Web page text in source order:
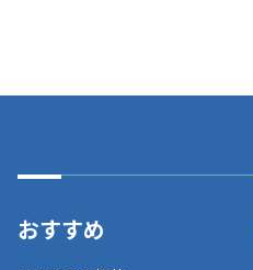
おすすめ